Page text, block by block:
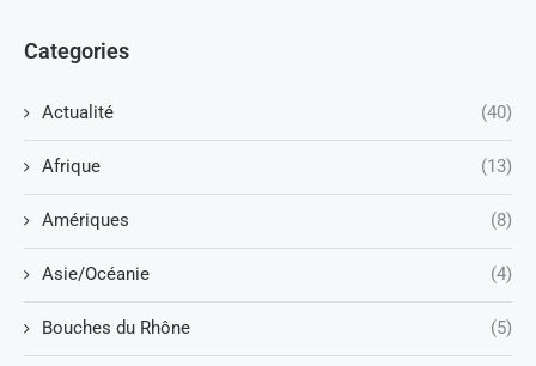
Categories
Actualité (40)
Afrique (13)
Amériques (8)
Asie/Océanie (4)
Bouches du Rhône (5)